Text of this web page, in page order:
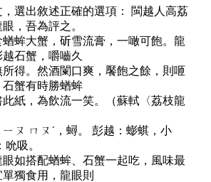
選出敘述正確的選項： 閩越人高荔
，吾為評之。
蛑大蟹，斫雪流膏，一噉可飽。龍
石蟹，嚼嚙久
所得。然酒闌口爽，饜飽之餘，則咂
蟹有時勝蝤蛑
紙，為飲流一笑。（蘇軾〈荔枝龍
ㄡ ㄇㄡˊ，蟳。 彭越：蟛蜞，小
吸。
如搭配蝤蛑、石蟹一起吃，風味最
獨食用，龍眼則